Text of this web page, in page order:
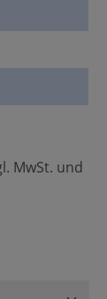
MwSt. und